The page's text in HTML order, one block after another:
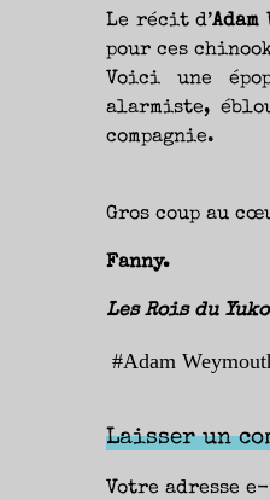
Le récit d’Adam
pour ces
Voici une
alarmiste,
compagnie.
Gros coup au
Fanny.
Les Rois du
#Adam
Laisser un
Votre adresse